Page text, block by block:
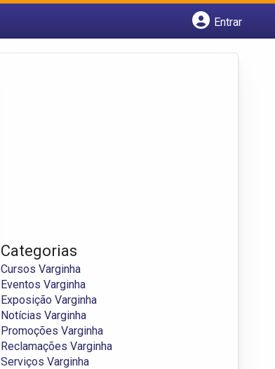
Entrar
Categorias
Cursos Varginha
Eventos Varginha
Exposição Varginha
Notícias Varginha
Promoções Varginha
Reclamações Varginha
Serviços Varginha